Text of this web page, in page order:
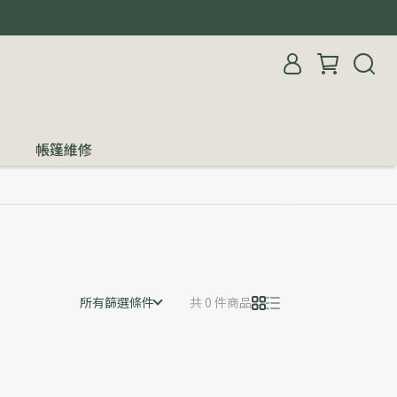
帳篷維修
所有篩選條件 共 0 件商品